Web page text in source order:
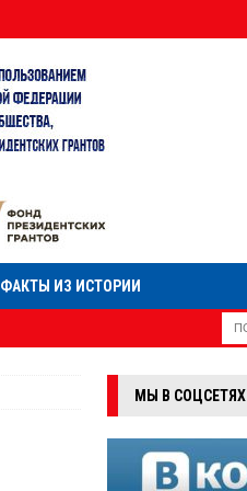
ФАКТЫ ИЗ ИСТОРИИ
МЫ В СОЦСЕТЯХ